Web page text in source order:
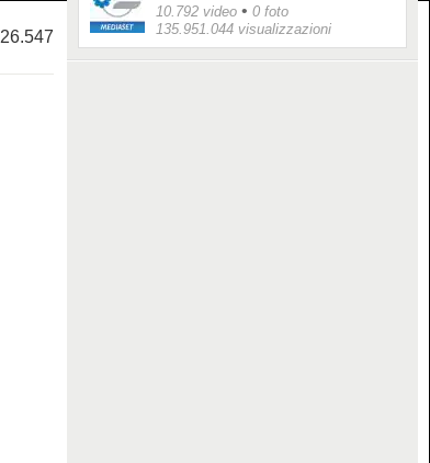
10.792 video • 0 foto
135.951.044 visualizzazioni
26.547